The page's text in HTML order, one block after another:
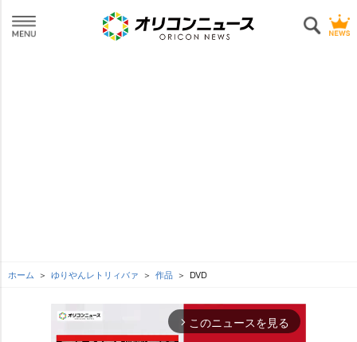
ホーム ゆりやんレトリィバァ 作品 DVD
arrow_forward_ios このニュースを見る